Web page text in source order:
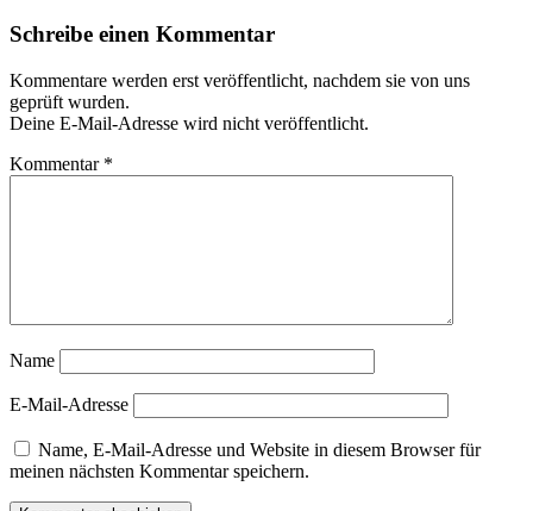
Schreibe einen Kommentar
Kommentare werden erst veröffentlicht, nachdem sie von uns
geprüft wurden.
Deine E-Mail-Adresse wird nicht veröffentlicht.
Kommentar *
Name
E-Mail-Adresse
Name, E-Mail-Adresse und Website in diesem Browser für
meinen nächsten Kommentar speichern.